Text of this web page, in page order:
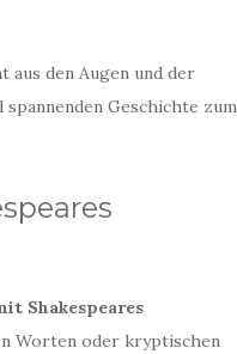
aus den Augen und der
Geschichte zum
Shakespeares
Worten oder kryptischen